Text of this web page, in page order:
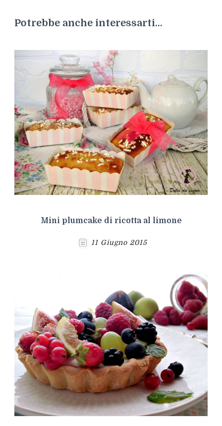
Potrebbe anche interessarti...
Mini plumcake di ricotta al limone
11 Giugno 2015